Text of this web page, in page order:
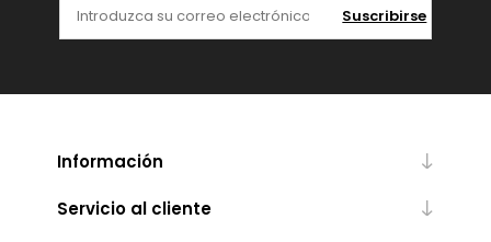
Suscribirse
Información
Servicio al cliente